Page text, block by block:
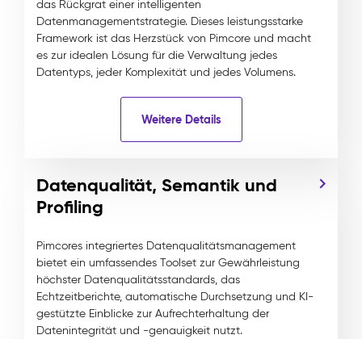
das Rückgrat einer intelligenten
Datenmanagementstrategie. Dieses leistungsstarke
Framework ist das Herzstück von Pimcore und macht
es zur idealen Lösung für die Verwaltung jedes
Datentyps, jeder Komplexität und jedes Volumens.
Weitere Details
Datenqualität, Semantik und
Profiling
Pimcores integriertes Datenqualitätsmanagement
bietet ein umfassendes Toolset zur Gewährleistung
höchster Datenqualitätsstandards, das
Echtzeitberichte, automatische Durchsetzung und KI-
gestützte Einblicke zur Aufrechterhaltung der
Datenintegrität und -genauigkeit nutzt.